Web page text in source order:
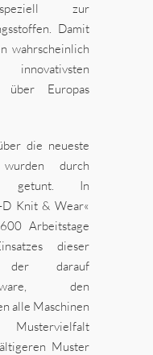
speziell zur
Damit
wahrscheinlich
über Europas
die neueste
wurden durch
getunt. In
Knit & Wear«
Arbeitstage
dieser
der darauf
den
alle Maschinen
Muster